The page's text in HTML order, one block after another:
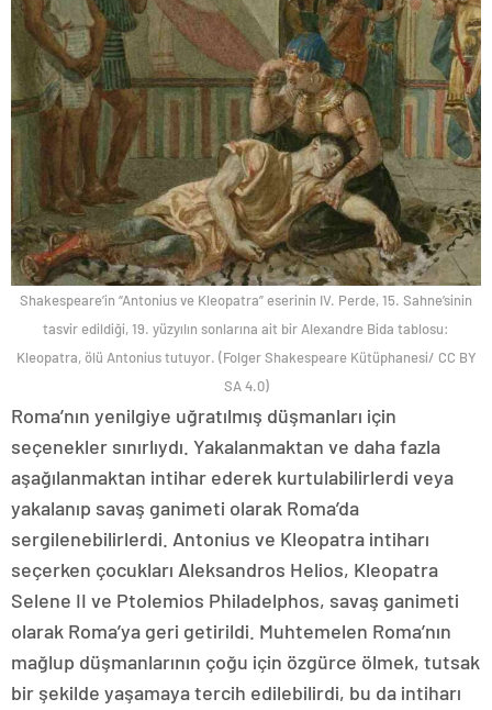
Shakespeare’in “Antonius ve Kleopatra” eserinin IV. Perde, 15. Sahne’sinin
tasvir edildiği, 19. yüzyılın sonlarına ait bir Alexandre Bida tablosu:
Kleopatra, ölü Antonius tutuyor. (Folger Shakespeare Kütüphanesi/ CC BY
SA 4.0)
Roma’nın yenilgiye uğratılmış düşmanları için
seçenekler sınırlıydı. Yakalanmaktan ve daha fazla
aşağılanmaktan intihar ederek kurtulabilirlerdi veya
yakalanıp savaş ganimeti olarak Roma’da
sergilenebilirlerdi. Antonius ve Kleopatra intiharı
seçerken çocukları Aleksandros Helios, Kleopatra
Selene II ve Ptolemios Philadelphos, savaş ganimeti
olarak Roma’ya geri getirildi. Muhtemelen Roma’nın
mağlup düşmanlarının çoğu için özgürce ölmek, tutsak
bir şekilde yaşamaya tercih edilebilirdi, bu da intiharı